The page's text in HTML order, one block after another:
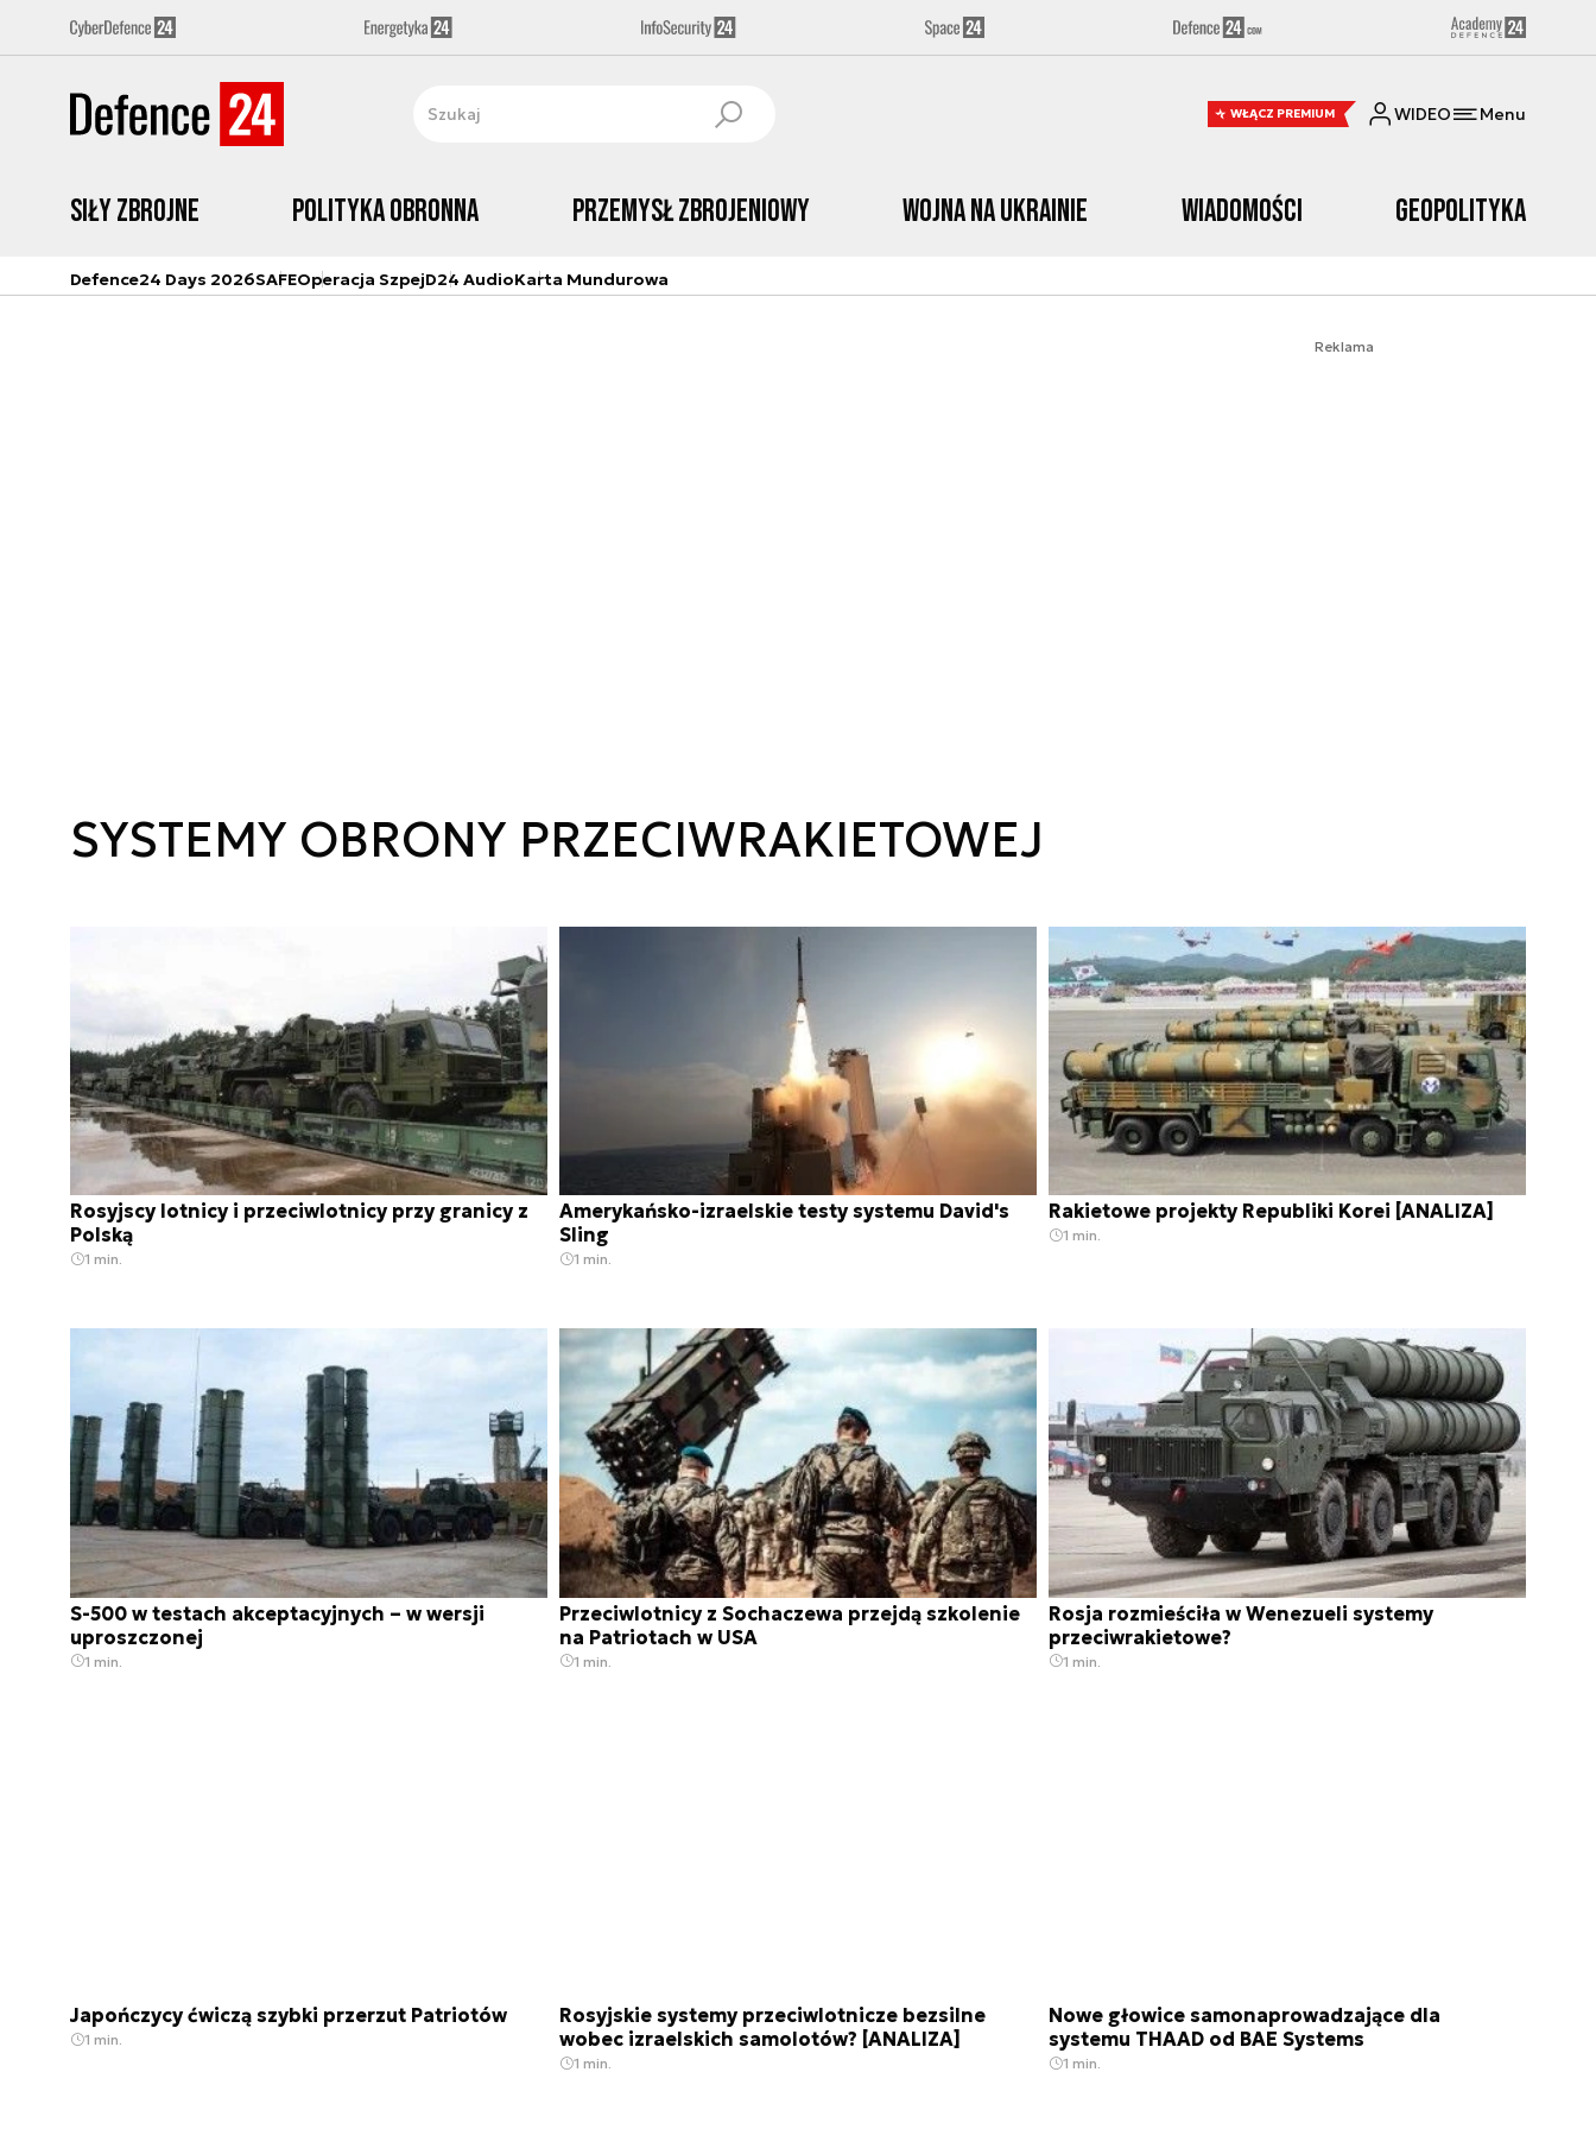
WŁĄCZ PREMIUM WIDEO Menu
Siły zbrojne Polityka obronna Przemysł Zbrojeniowy Wojna na Ukrainie Wiadomości Geopolityka
Defence24 Days 2026SAFEOperacja SzpejD24 AudioKarta Mundurowa
Reklama
SYSTEMY OBRONY PRZECIWRAKIETOWEJ
Rosyjscy lotnicy i przeciwlotnicy przy granicy z
Polską
1 min.
Amerykańsko-izraelskie testy systemu David's
Sling
1 min.
Rakietowe projekty Republiki Korei [ANALIZA]
1 min.
S-500 w testach akceptacyjnych – w wersji
uproszczonej
1 min.
Przeciwlotnicy z Sochaczewa przejdą szkolenie
na Patriotach w USA
1 min.
Rosja rozmieściła w Wenezueli systemy
przeciwrakietowe?
1 min.
Japończycy ćwiczą szybki przerzut Patriotów
1 min.
Rosyjskie systemy przeciwlotnicze bezsilne
wobec izraelskich samolotów? [ANALIZA]
1 min.
Nowe głowice samonaprowadzające dla
systemu THAAD od BAE Systems
1 min.